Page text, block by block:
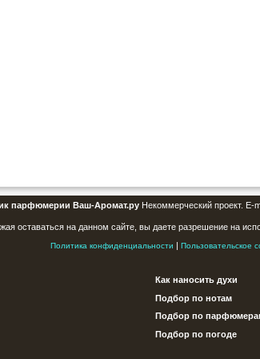
парфюмерии Ваш-Аромат.руНекоммерческий проект. E-
оставаться на данном сайте, вы даете разрешение на
Политика конфиденциальности | Пользовательское
Как наносить духи
Подбор по нотам
Подбор по
Подбор по погоде